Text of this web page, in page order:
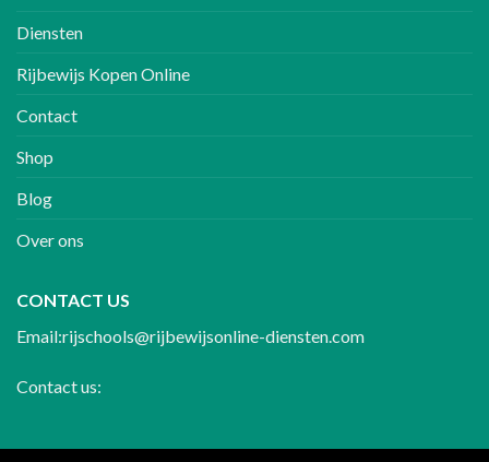
Diensten
Rijbewijs Kopen Online
Contact
Shop
Blog
Over ons
CONTACT US
Email:rijschools@rijbewijsonline-diensten.com
Contact us: